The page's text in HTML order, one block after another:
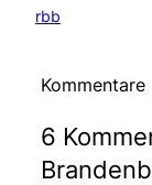
rbb
Kommentare
6